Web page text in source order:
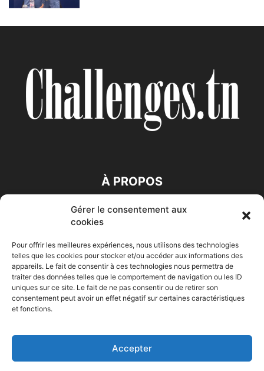
Gérer le consentement aux
cookies
Pour offrir les meilleures expériences, nous utilisons des technologies
telles que les cookies pour stocker et/ou accéder aux informations des
appareils. Le fait de consentir à ces technologies nous permettra de
traiter des données telles que le comportement de navigation ou les ID
uniques sur ce site. Le fait de ne pas consentir ou de retirer son
consentement peut avoir un effet négatif sur certaines caractéristiques
et fonctions.
Accepter
À PROPOS
SUIVEZ NOUS
Accueil Economie Entreprises Entrepreneur Afrique
HIGH-TECH Auto-Moto